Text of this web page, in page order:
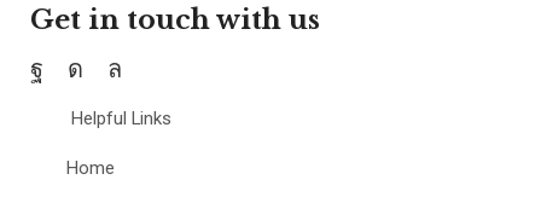
Get in touch with us
Helpful Links
Home